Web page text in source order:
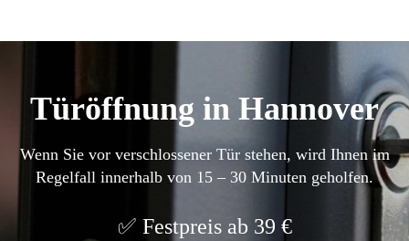
Türöffnung in Hannover
Wenn Sie vor verschlossener Tür stehen, wird Ihnen im
Regelfall innerhalb von 15 – 30 Minuten geholfen.
Festpreis ab 39 €